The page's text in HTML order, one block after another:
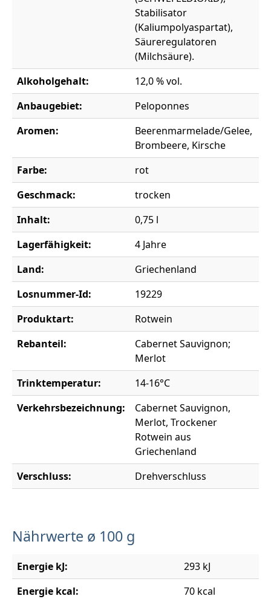
Stabilisator
(Kaliumpolyaspartat),
Säureregulatoren
(Milchsäure).
Alkoholgehalt:
12,0 % vol.
Anbaugebiet:
Peloponnes
Aromen:
Beerenmarmelade/Gelee,
Brombeere, Kirsche
Farbe:
rot
Geschmack:
trocken
Inhalt:
0,75 l
Lagerfähigkeit:
4 Jahre
Land:
Griechenland
Losnummer-Id:
19229
Produktart:
Rotwein
Rebanteil:
Cabernet Sauvignon;
Merlot
Trinktemperatur:
14-16°C
Verkehrsbezeichnung:
Cabernet Sauvignon,
Merlot, Trockener
Rotwein aus
Griechenland
Verschluss:
Drehverschluss
Nährwerte ø 100 g
Energie kJ:
293 kJ
Energie kcal:
70 kcal